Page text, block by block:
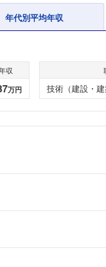
フ
年代別平均年収
収
万円 技術（建設・建